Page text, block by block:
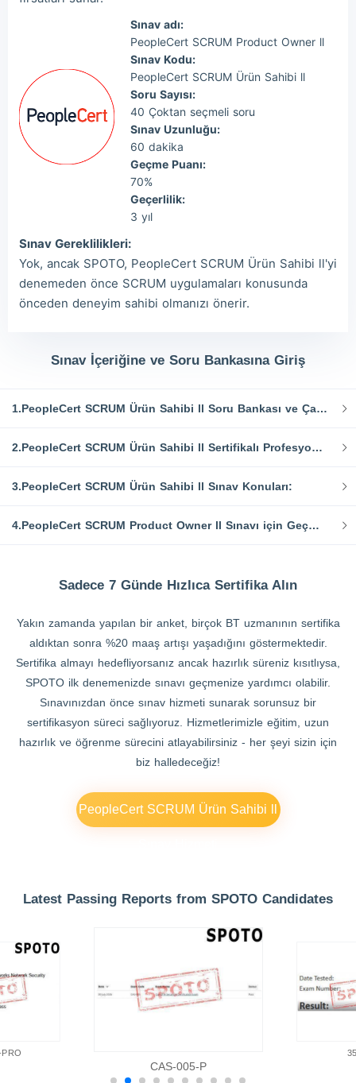
Sınav adı:
PeopleCert SCRUM Product Owner ll
Sınav Kodu:
PeopleCert SCRUM Ürün Sahibi ll
Soru Sayısı:
40 Çoktan seçmeli soru
Sınav Uzunluğu:
60 dakika
Geçme Puanı:
70%
Geçerlilik:
3 yıl
Sınav Gereklilikleri:
Yok, ancak SPOTO, PeopleCert SCRUM Ürün Sahibi ll'yi
denemeden önce SCRUM uygulamaları konusunda
önceden deneyim sahibi olmanızı önerir.
Sınav İçeriğine ve Soru Bankasına Giriş
1.PeopleCert SCRUM Ürün Sahibi ll Soru Bankası ve Çalışma Kaynakları
2.PeopleCert SCRUM Ürün Sahibi ll Sertifikalı Profesyonel Ne Yapar?
3.PeopleCert SCRUM Ürün Sahibi ll Sınav Konuları:
4.PeopleCert SCRUM Product Owner ll Sınavı için Geçme Oranları Nedir?
Sadece 7 Günde Hızlıca Sertifika Alın
Yakın zamanda yapılan bir anket, birçok BT uzmanının sertifika
aldıktan sonra %20 maaş artışı yaşadığını göstermektedir.
Sertifika almayı hedefliyorsanız ancak hazırlık süreniz kısıtlıysa,
SPOTO ilk denemenizde sınavı geçmenize yardımcı olabilir.
Sınavınızdan önce sınav hizmeti sunarak sorunsuz bir
sertifikasyon süreci sağlıyoruz. Hizmetlerimizle eğitim, uzun
hazırlık ve öğrenme sürecini atlayabilirsiniz - her şeyi sizin için
biz halledeceğiz!
PeopleCert SCRUM Ürün Sahibi ll
Latest Passing Reports from SPOTO Candidates
CAS-005-P